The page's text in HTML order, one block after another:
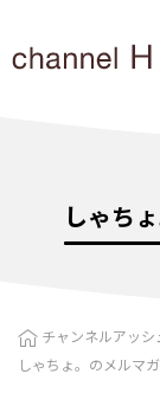
しゃち
チャンネルアッシ
しゃちょ。のメルマ